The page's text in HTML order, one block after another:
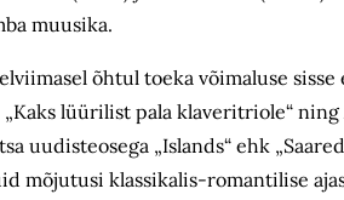
muusika.
õhtul toeka võimaluse sisse
lüürilist pala klaveritriole“
uudisteosega „Islands“ ehk
mõjutusi klassikalis-romantilise